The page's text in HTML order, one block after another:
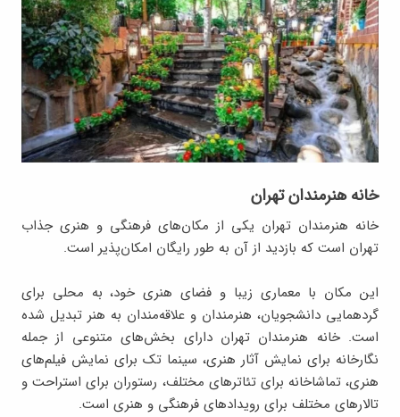
خانه هنرمندان تهران
خانه هنرمندان تهران یکی از مکان‌های فرهنگی و هنری جذاب
تهران است که بازدید از آن به طور رایگان امکان‌پذیر است.
این مکان با معماری زیبا و فضای هنری خود، به محلی برای
گردهمایی دانشجویان، هنرمندان و علاقه‌مندان به هنر تبدیل شده
است. خانه هنرمندان تهران دارای بخش‌های متنوعی از جمله
نگارخانه برای نمایش آثار هنری، سینما تک برای نمایش فیلم‌های
هنری، تماشاخانه برای تئاترهای مختلف، رستوران برای استراحت و
تالارهای مختلف برای رویدادهای فرهنگی و هنری است.